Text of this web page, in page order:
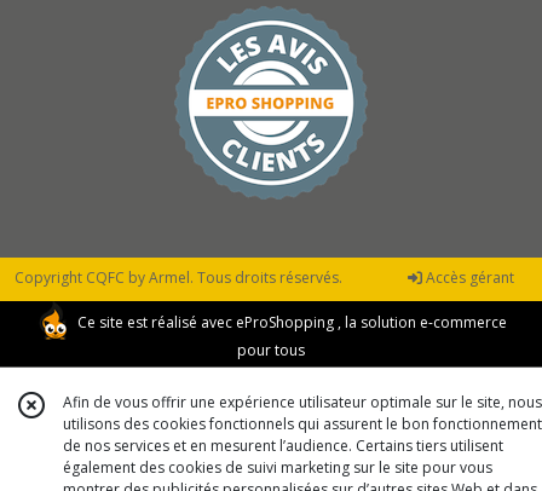
Copyright CQFC by Armel. Tous droits réservés. Accès gérant
Ce site est réalisé avec eProShopping , la solution e-commerce
pour tous
Afin de vous offrir une expérience utilisateur optimale sur le site, nous
utilisons des cookies fonctionnels qui assurent le bon fonctionnement
de nos services et en mesurent l’audience. Certains tiers utilisent
également des cookies de suivi marketing sur le site pour vous